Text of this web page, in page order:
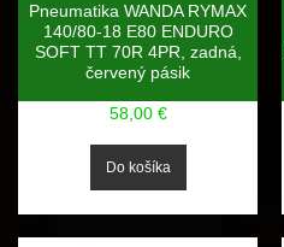
Pneumatika WANDA RYMAX
140/80-18 E80 ENDURO
SOFT TT 70R 4PR, zadná,
červený pásik
58,00 €